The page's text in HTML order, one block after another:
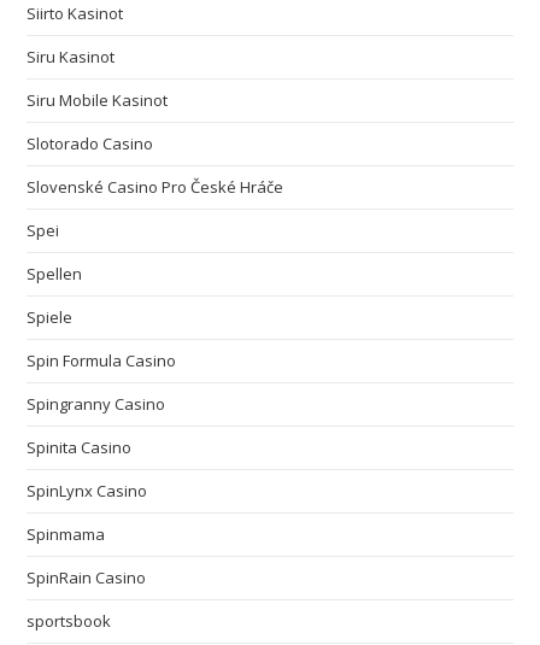
Siirto Kasinot
Siru Kasinot
Siru Mobile Kasinot
Slotorado Casino
Slovenské Casino Pro České Hráče
Spei
Spellen
Spiele
Spin Formula Casino
Spingranny Casino
Spinita Casino
SpinLynx Casino
Spinmama
SpinRain Casino
sportsbook